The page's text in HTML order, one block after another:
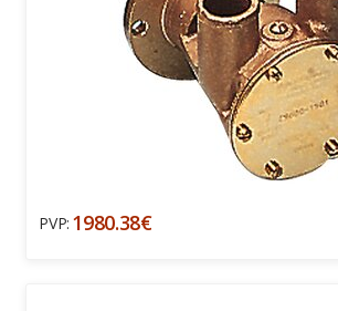
PVP: 1980.38€